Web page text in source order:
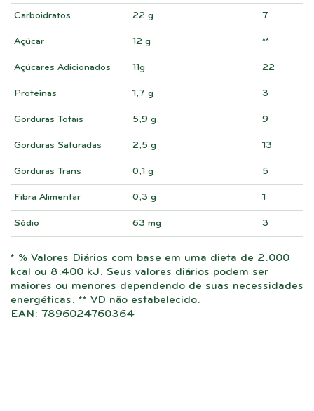
Carboidratos 22 g 7
Açúcar 12 g **
Açúcares Adicionados 11g 22
Proteínas 1,7 g 3
Gorduras Totais 5,9 g 9
Gorduras Saturadas 2,5 g 13
Gorduras Trans 0,1 g 5
Fibra Alimentar 0,3 g 1
Sódio 63 mg 3
* % Valores Diários com base em uma dieta de 2.000
kcal ou 8.400 kJ. Seus valores diários podem ser
maiores ou menores dependendo de suas necessidades
energéticas. ** VD não estabelecido.
EAN: 7896024760364